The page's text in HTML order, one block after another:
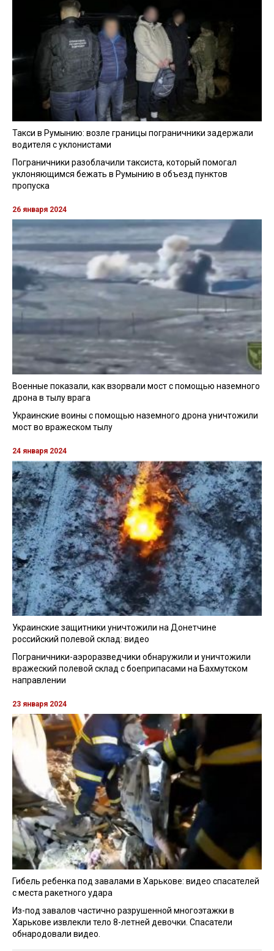
Такси в Румынию: возле границы пограничники задержали
водителя с уклонистами
Пограничники разоблачили таксиста, который помогал
уклоняющимся бежать в Румынию в объезд пунктов
пропуска
26 января 2024
Военные показали, как взорвали мост с помощью наземного
дрона в тылу врага
Украинские воины с помощью наземного дрона уничтожили
мост во вражеском тылу
24 января 2024
Украинские защитники уничтожили на Донетчине
российский полевой склад: видео
Пограничники-аэроразведчики обнаружили и уничтожили
вражеский полевой склад с боеприпасами на Бахмутском
направлении
23 января 2024
Гибель ребенка под завалами в Харькове: видео спасателей
с места ракетного удара
Из-под завалов частично разрушенной многоэтажки в
Харькове извлекли тело 8-летней девочки. Спасатели
обнародовали видео.